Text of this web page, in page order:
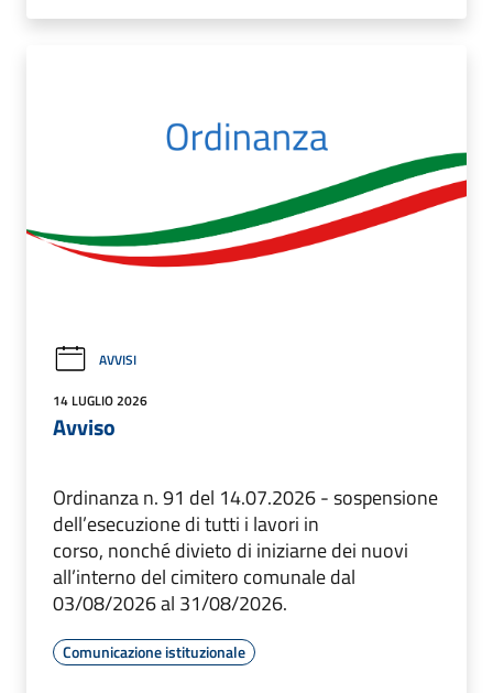
AVVISI
14 LUGLIO 2026
Avviso
Ordinanza n. 91 del 14.07.2026 - sospensione
dell’esecuzione di tutti i lavori in
corso, nonché divieto di iniziarne dei nuovi
all’interno del cimitero comunale dal
03/08/2026 al 31/08/2026.
Comunicazione istituzionale